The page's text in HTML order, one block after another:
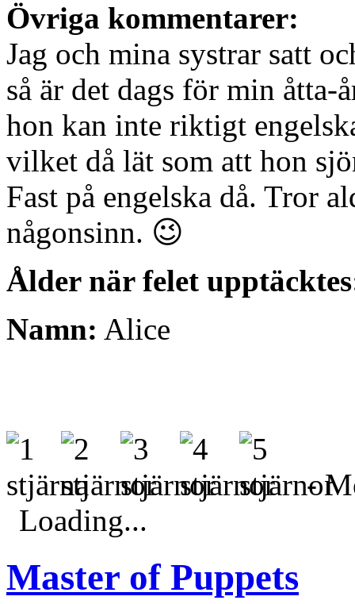
Övriga kommentarer:
Jag och mina systrar satt
så är det dags för min
hon kan inte riktigt
vilket då lät som att hon
Fast på engelska då. Tror
någonsinn. 😉
Ålder när felet
Namn: Alice
-
Loading...
Master of Puppets